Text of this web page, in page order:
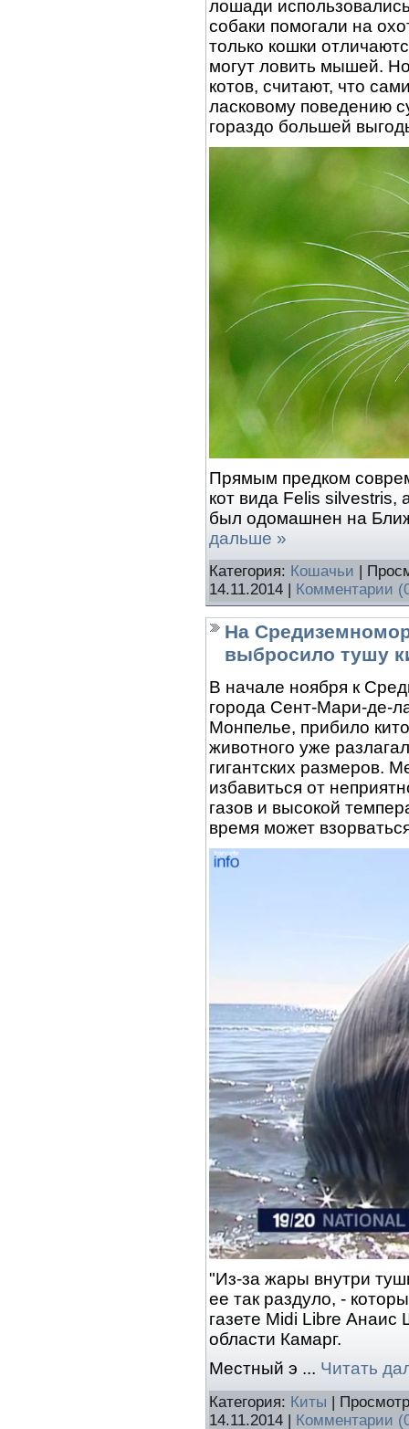
лошади
собаки помогали на
только кошки
могут ловить мышей.
котов, считают, что
ласковому поведению
гораздо большей
Прямым предком
кот вида Felis silvestris,
был одомашнен на
дальше »
Категория: Кошачьи |
14.11.2014
Комментарии
На
выбросило тушу
В начале ноября к
города Сент-Мари-де-
Монпелье, прибило
животного уже
гигантских размеров.
избавиться от
газов и высокой
время может
"Из-за жары внутри
ее так раздуло, -
газете Midi Libre
области Камарг.
Местный э ... Читать
Категория: Киты |
14.11.2014 | Комментарии